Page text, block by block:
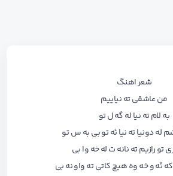
شعر اهنگ
من عاشقی ته نیاییم
به لام ته نیا له گه ل تو
له دونیا ته نیا ئه تو بی به س تو
تو رازیم ته نانه ت له خه وا بی
ئه و خه وه هیچ کاتی ته واو نه بی